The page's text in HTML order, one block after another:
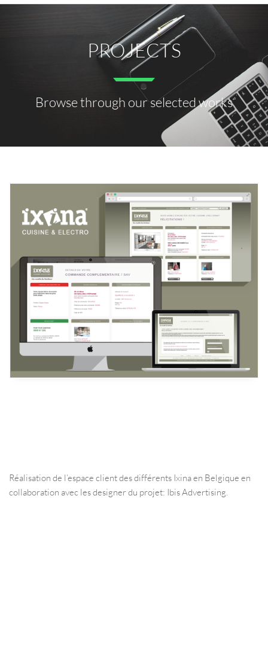
PROJECTS
Browse through our selected works
Réalisation de l’espace client des différents Ixina en Belgique en
collaboration avec les designer du projet: Ibis Advertising.